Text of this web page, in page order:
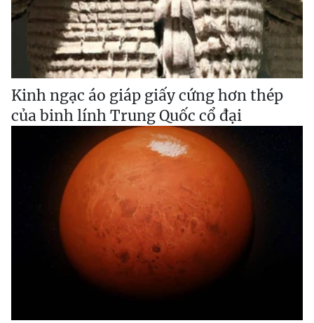
Kinh ngạc áo giáp giấy cứng hơn thép
của binh lính Trung Quốc cổ đại